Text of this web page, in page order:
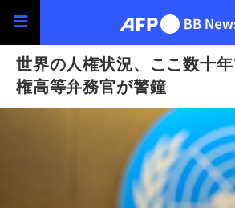
世界の人権状況、ここ数十
権高等弁務官が警鐘